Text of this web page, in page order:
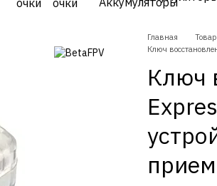
очки
Главная
Ключ
Ключ